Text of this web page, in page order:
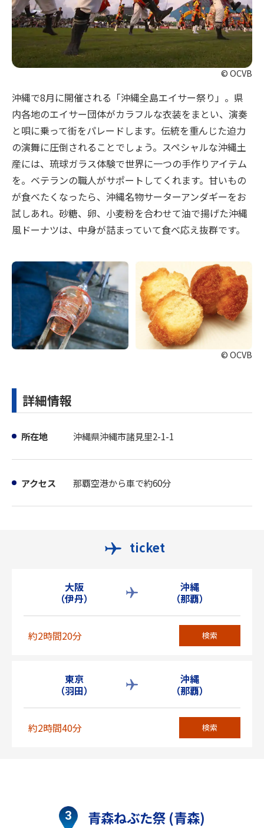
© OCVB
沖縄で8月に開催される「沖縄全島エイサー祭り」。県
内各地のエイサー団体がカラフルな衣装をまとい、演奏
と唄に乗って街をパレードします。伝統を重んじた迫力
の演舞に圧倒されることでしょう。スペシャルな沖縄土
産には、琉球ガラス体験で世界に一つの手作りアイテム
を。ベテランの職人がサポートしてくれます。甘いもの
が食べたくなったら、沖縄名物サーターアンダギーをお
試しあれ。砂糖、卵、小麦粉を合わせて油で揚げた沖縄
風ドーナツは、中身が詰まっていて食べ応え抜群です。
© OCVB
詳細情報
所在地 沖縄県沖縄市諸見里2-1-1
アクセス 那覇空港から車で約60分
ticket
大阪
（伊丹）
沖縄
（那覇）
約2時間20分 検索
東京
（羽田）
沖縄
（那覇）
約2時間40分 検索
青森ねぶた祭 (青森)